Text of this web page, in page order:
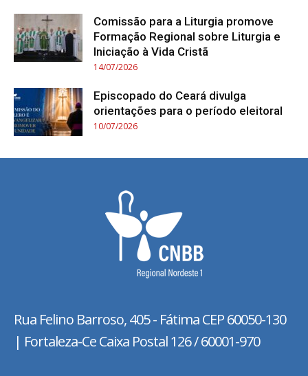
Comissão para a Liturgia promove
Formação Regional sobre Liturgia e
Iniciação à Vida Cristã
14/07/2026
Episcopado do Ceará divulga
orientações para o período eleitoral
10/07/2026
Rua Felino Barroso, 405 - FátimaCEP 60050-130
| Fortaleza-Ce Caixa Postal 126 / 60001-970